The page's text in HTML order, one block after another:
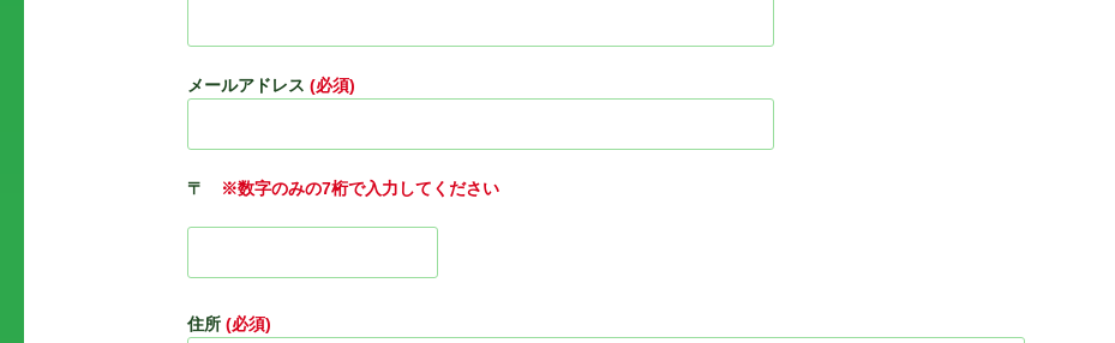
メールアドレス (必須)
〒 ※数字のみの7桁で入力してください
住所 (必須)